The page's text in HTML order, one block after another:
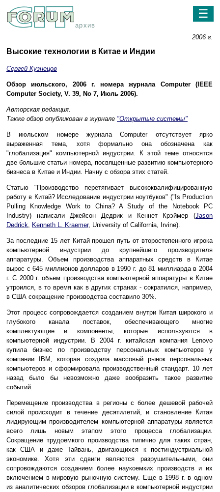
архив
☰
2006 г.
Высокие технологии в Китае и Индии
Сергей Кузнецов
Обзор июльского, 2006 г. номера журнала Computer (IEEE
Computer Society, V. 39, No 7, Июль 2006).
Авторская редакция.
Также обзор опубликован в журнале "Открытые системы"
В июльском номере журнала Computer отсутствует ярко
выраженная тема, хотя формально она обозначена как
"глобализация" компьютерной индустрии. К этой теме относятся
две большие статьи номера, посвященные развитию компьютерного
бизнеса в Китае и Индии. Начну с обзора этих статей.
Статью "Производство перетягивает высококвалифицированную
работу в Китай? Исследование индустрии ноутбуков" ("Is Production
Pulling Knowledge Work to China? A Study of the Notebook PC
Industry) написали Джейсон Дедрик и Кеннет Крэймер (Jason
Dedrick, Kenneth L. Kraemer, University of California, Irvine).
За последние 15 лет Китай прошел путь от второстепенного игрока
компьютерной индустрии до крупнейшего производителя
аппаратуры. Объем производства аппаратных средств в Китае
вырос с 645 миллионов долларов в 1990 г. до 81 миллиарда в 2004
г. С 2000 г. объем производства компьютерной аппаратуры в Китае
утроился, в то время как в других странах - сократился, например,
в США сокращение производства составило 30%.
Этот процесс сопровождается созданием внутри Китая широкого и
глубокого канала поставок, обеспечивающего многие
комплектующие и компоненты, которые используются в
компьютерной индустрии. В 2004 г. китайская компания Lenovo
купила бизнес по производству персональных компьютеров у
компании IBM, которая создала массовый рынок персональных
компьютеров и сформировала производственный стандарт. 10 лет
назад было бы невозможно даже вообразить такое развитие
событий.
Перемещение производства в регионы с более дешевой рабочей
силой происходит в течение десятилетий, и становление Китая
лидирующим производителем компьютерной аппаратуры является
всего лишь новым этапом этого процесса глобализации.
Сокращение трудоемкого производства типично для таких стран,
как США и даже Тайвань, двигающихся к постиндустриальной
экономике. Хотя эти сдвиги являются разрушительными, они
сопровождаются созданием более наукоемких производств и их
включением в мировую рыночную систему. Еще в 1998 г. в одном
из аналитических обзоров глобализации в компьютерной индустрии